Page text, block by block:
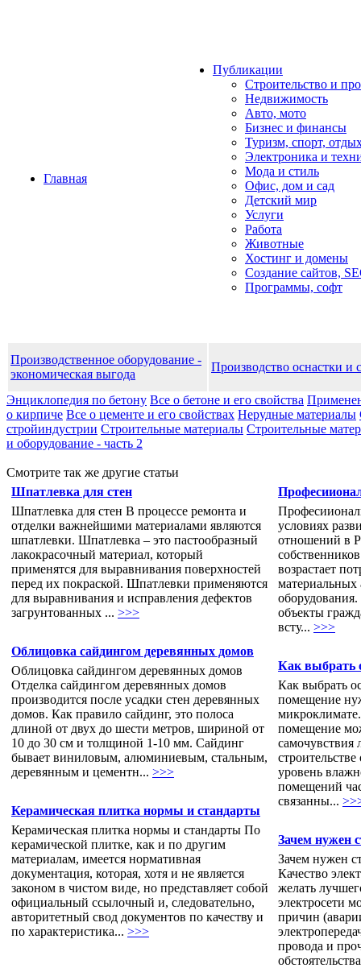
Главная
Публикации
Строительство и
Недвижимость
Авто, мото
Бизнес и финансы
Туризм, спорт,
Электроника и
Мода и стиль
Офис, дом и cад
Детский мир
Услуги
Работа
Животные
Хостинг и домены
Создание сайтов,
Программы, софт
Производственное оборудование -
экономическая выгода
Производство оснастки и
Энциклопедия по бетону Все о бетоне и его свойства
о кирпиче Все о цементе и его свойствах Нерудные материалы
стройиндустрии Строительные материалы Строительные
и оборудование - часть 2
Смотрите так же другие статьи
Шпатлевка для стен
Шпатлевка для стен В процессе ремонта и
отделки важнейшими материалами являются
шпатлевки. Шпатлевка – это пастообразный
лакокрасочный материал, который
применятся для выравнивания поверхностей
перед их покраской. Шпатлевки применяются
для выравнивания и исправления дефектов
загрунтованных ... >>>
Облицовка сайдингом деревянных домов
Облицовка сайдингом деревянных домов
Отделка сайдингом деревянных домов
производится после усадки стен деревянных
домов. Как правило сайдинг, это полоса
длиной от двух до шести метров, шириной от
10 до 30 см и толщиной 1-10 мм. Сайдинг
бывает виниловым, алюминиевым, стальным,
деревянным и цементн... >>>
Керамическая плитка нормы и стандарты
Керамическая плитка нормы и стандарты По
керамической плитке, как и по другим
материалам, имеется нормативная
документация, которая, хотя и не является
законом в чистом виде, но представляет собой
официальный ссылочный и, следовательно,
авторитетный свод документов по качеству и
по характеристика... >>>
условиях
отношений в
возрастает
оборудования.
объекты
всту... >>>
Как выбрать
Как выбрать
помещение
помещение
уровень
помещений
связанны...
Зачем нужен
Зачем нужен
Качество
желать
электросети
причин
провода и